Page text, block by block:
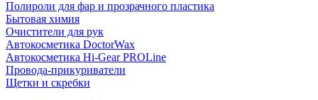
Полироли для фар и прозрачного пластика
Бытовая химия
Очистители для рук
Автокосметика DoctorWax
Автокосметика Hi-Gear PROLine
Провода-прикуриватели
Щетки и скребки